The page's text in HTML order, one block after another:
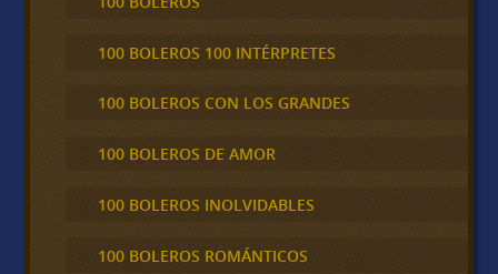
100 BOLEROS 100 INTÉRPRETES
100 BOLEROS CON LOS GRANDES
100 BOLEROS DE AMOR
100 BOLEROS INOLVIDABLES
100 BOLEROS ROMÁNTICOS